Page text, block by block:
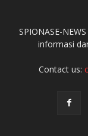
SPIONASE-
informasi
Contact us: